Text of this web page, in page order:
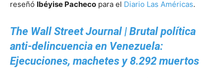
reseñó Ibéyise Pacheco para el Diario Las Américas.
The Wall Street Journal | Brutal política
anti-delincuencia en Venezuela:
Ejecuciones, machetes y 8.292 muertos